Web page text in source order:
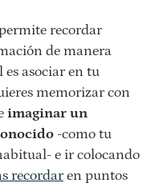
recordar
de manera
asociar en tu
memorizar con
imaginar un
-como tu
e ir colocando
recordaren puntos